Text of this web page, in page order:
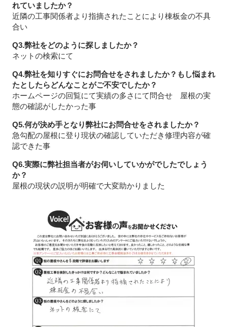
れていましたか？
近隣の工事関係者より指摘されたことにより棟板金の不具
合い
Q3.弊社をどのように探しましたか？
ネットの検索にて
Q4.弊社を知りすぐにお問合せをされましたか？もし悩まれ
たとしたらどんなことがご不安でしたか？
ホームページの回覧にて実績の多さにて問合せ 屋根の実
態の確認がしたかった事
Q5.何が決め手となり弊社にお問合せをされましたか？
急勾配の屋根に登り現状の確認していただき修理内容が確
認できた事
Q6.実際に弊社担当者がお伺いしていかがでしたでしょう
か？
屋根の現状の説明が明確で大変助かりました